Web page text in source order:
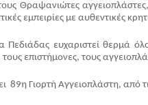
Θραψανιώτες αγγειοπλάστες,
εμπειρίες με αυθεντικές
ευχαριστεί θερμά
επιστήμονες, τους
89η Γιορτή Αγγειοπλάστη, από